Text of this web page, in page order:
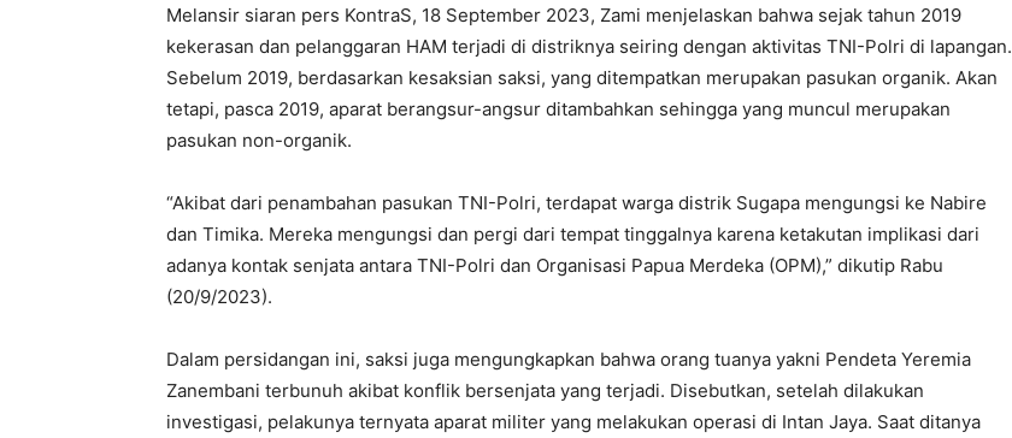
Melansir siaran pers KontraS, 18 September 2023, Zami menjelaskan bahwa sejak tahun 2019
kekerasan dan pelanggaran HAM terjadi di distriknya seiring dengan aktivitas TNI-Polri di lapangan.
Sebelum 2019, berdasarkan kesaksian saksi, yang ditempatkan merupakan pasukan organik. Akan
tetapi, pasca 2019, aparat berangsur-angsur ditambahkan sehingga yang muncul merupakan
pasukan non-organik.
“Akibat dari penambahan pasukan TNI-Polri, terdapat warga distrik Sugapa mengungsi ke Nabire
dan Timika. Mereka mengungsi dan pergi dari tempat tinggalnya karena ketakutan implikasi dari
adanya kontak senjata antara TNI-Polri dan Organisasi Papua Merdeka (OPM),” dikutip Rabu
(20/9/2023).
Dalam persidangan ini, saksi juga mengungkapkan bahwa orang tuanya yakni Pendeta Yeremia
Zanembani terbunuh akibat konflik bersenjata yang terjadi. Disebutkan, setelah dilakukan
investigasi, pelakunya ternyata aparat militer yang melakukan operasi di Intan Jaya. Saat ditanya